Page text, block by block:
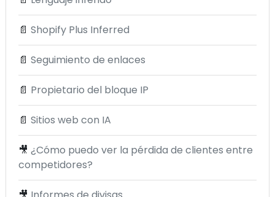
📄 Shopify Plus Inferred
📄 Seguimiento de enlaces
📄 Propietario del bloque IP
📄 Sitios web con IA
🎥 ¿Cómo puedo ver la pérdida de clientes entre
competidores?